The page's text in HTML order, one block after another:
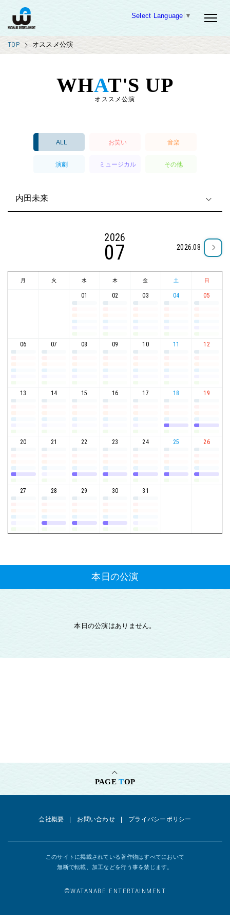
Select Language ▼
TOP オススメ公演
WHAT'S UP
オススメ公演
ALL お笑い 音楽
演劇 ミュージカル その他
2026
07 2026.08
月 火 水 木 金 土 日
01 02 03 04 05
06 07 08 09 10 11 12
13 14 15 16 17 18 19
20 21 22 23 24 25 26
27 28 29 30 31
本日の公演
本日の公演はありません。
PAGETOP
会社概要 お問い合わせ プライバシーポリシー
このサイトに掲載されている著作物はすべてにおいて
無断で転載、加工などを行う事を禁じます。
©︎WATANABE ENTERTAINMENT